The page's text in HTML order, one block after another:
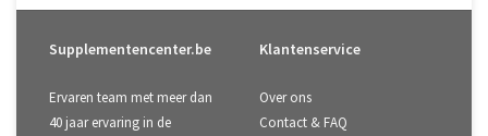
Supplementencenter.be
Ervaren team met meer dan
40 jaar ervaring in de
Klantenservice
Over ons
Contact & FAQ